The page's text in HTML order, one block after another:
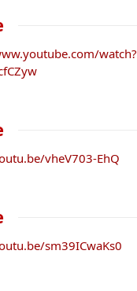
watch?
vheV703-EhQ
sm39ICwaKs0